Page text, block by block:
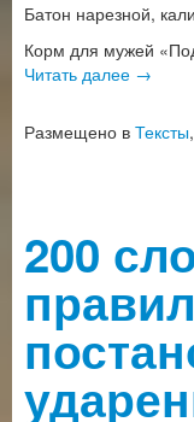
Батон нарезной,
Корм для мужей
Читать далее →
Размещено в Тексты,
200